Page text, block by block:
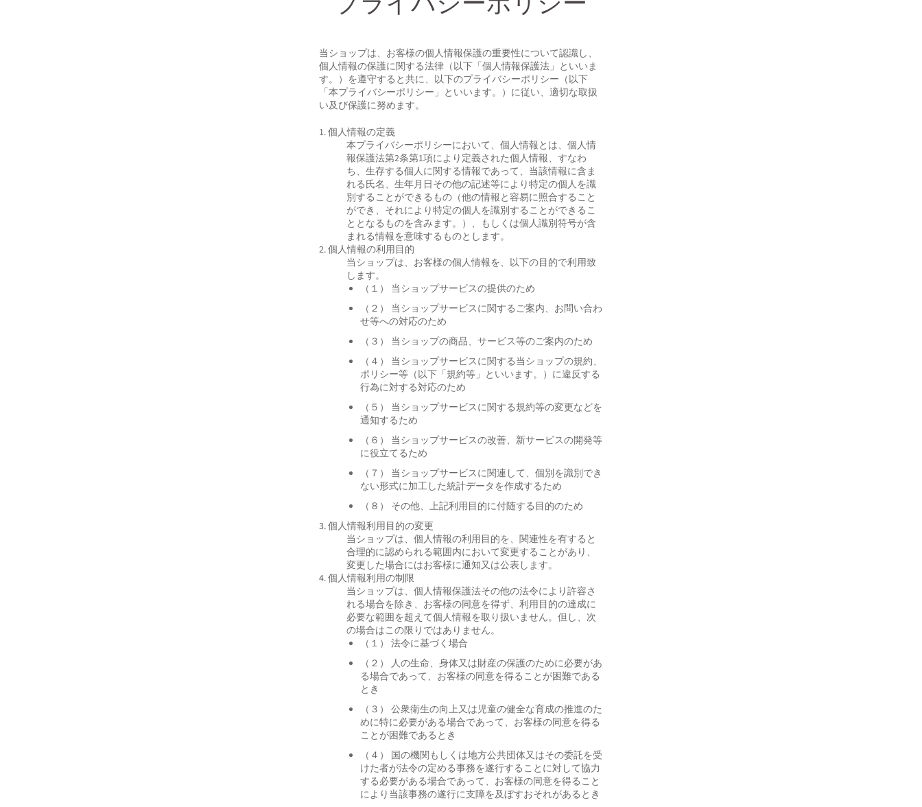
当ショップは、お客様の個人情報保護の重要性について認識し、
個人情報の保護に関する法律（以下「個人情報保護法」といいま
す。）を遵守すると共に、以下のプライバシーポリシー（以下
「本プライバシーポリシー」といいます。）に従い、適切な取扱
い及び保護に努めます。
1. 個人情報の定義
本プライバシーポリシーにおいて、個人情報とは、個人情
報保護法第2条第1項により定義された個人情報、すなわ
ち、生存する個人に関する情報であって、当該情報に含ま
れる氏名、生年月日その他の記述等により特定の個人を識
別することができるもの（他の情報と容易に照合すること
ができ、それにより特定の個人を識別することができるこ
ととなるものを含みます。）、もしくは個人識別符号が含
まれる情報を意味するものとします。
2. 個人情報の利用目的
当ショップは、お客様の個人情報を、以下の目的で利用致
します。
（１） 当ショップサービスの提供のため
（２） 当ショップサービスに関するご案内、お問い合わ
せ等への対応のため
（３） 当ショップの商品、サービス等のご案内のため
（４） 当ショップサービスに関する当ショップの規約、
ポリシー等（以下「規約等」といいます。）に違反する
行為に対する対応のため
（５） 当ショップサービスに関する規約等の変更などを
通知するため
（６） 当ショップサービスの改善、新サービスの開発等
に役立てるため
（７） 当ショップサービスに関連して、個別を識別でき
ない形式に加工した統計データを作成するため
（８） その他、上記利用目的に付随する目的のため
3. 個人情報利用目的の変更
当ショップは、個人情報の利用目的を、関連性を有すると
合理的に認められる範囲内において変更することがあり、
変更した場合にはお客様に通知又は公表します。
4. 個人情報利用の制限
当ショップは、個人情報保護法その他の法令により許容さ
れる場合を除き、お客様の同意を得ず、利用目的の達成に
必要な範囲を超えて個人情報を取り扱いません。但し、次
の場合はこの限りではありません。
（１） 法令に基づく場合
（２） 人の生命、身体又は財産の保護のために必要があ
る場合であって、お客様の同意を得ることが困難である
とき
（３） 公衆衛生の向上又は児童の健全な育成の推進のた
めに特に必要がある場合であって、お客様の同意を得る
ことが困難であるとき
（４） 国の機関もしくは地方公共団体又はその委託を受
けた者が法令の定める事務を遂行することに対して協力
する必要がある場合であって、お客様の同意を得ること
により当該事務の遂行に支障を及ぼすおそれがあるとき